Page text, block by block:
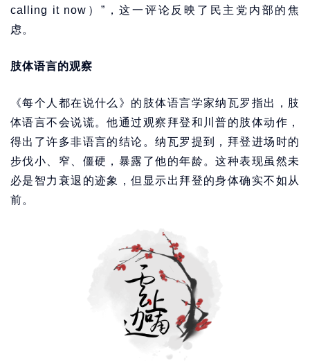
calling it now）”，这一评论反映了民主党内部的焦
虑。
肢体语言的观察
《每个人都在说什么》的肢体语言学家纳瓦罗指出，肢
体语言不会说谎。他通过观察拜登和川普的肢体动作，
得出了许多非语言的结论。纳瓦罗提到，拜登进场时的
步伐小、窄、僵硬，暴露了他的年龄。这种表现虽然未
必是智力衰退的迹象，但显示出拜登的身体确实不如从
前。